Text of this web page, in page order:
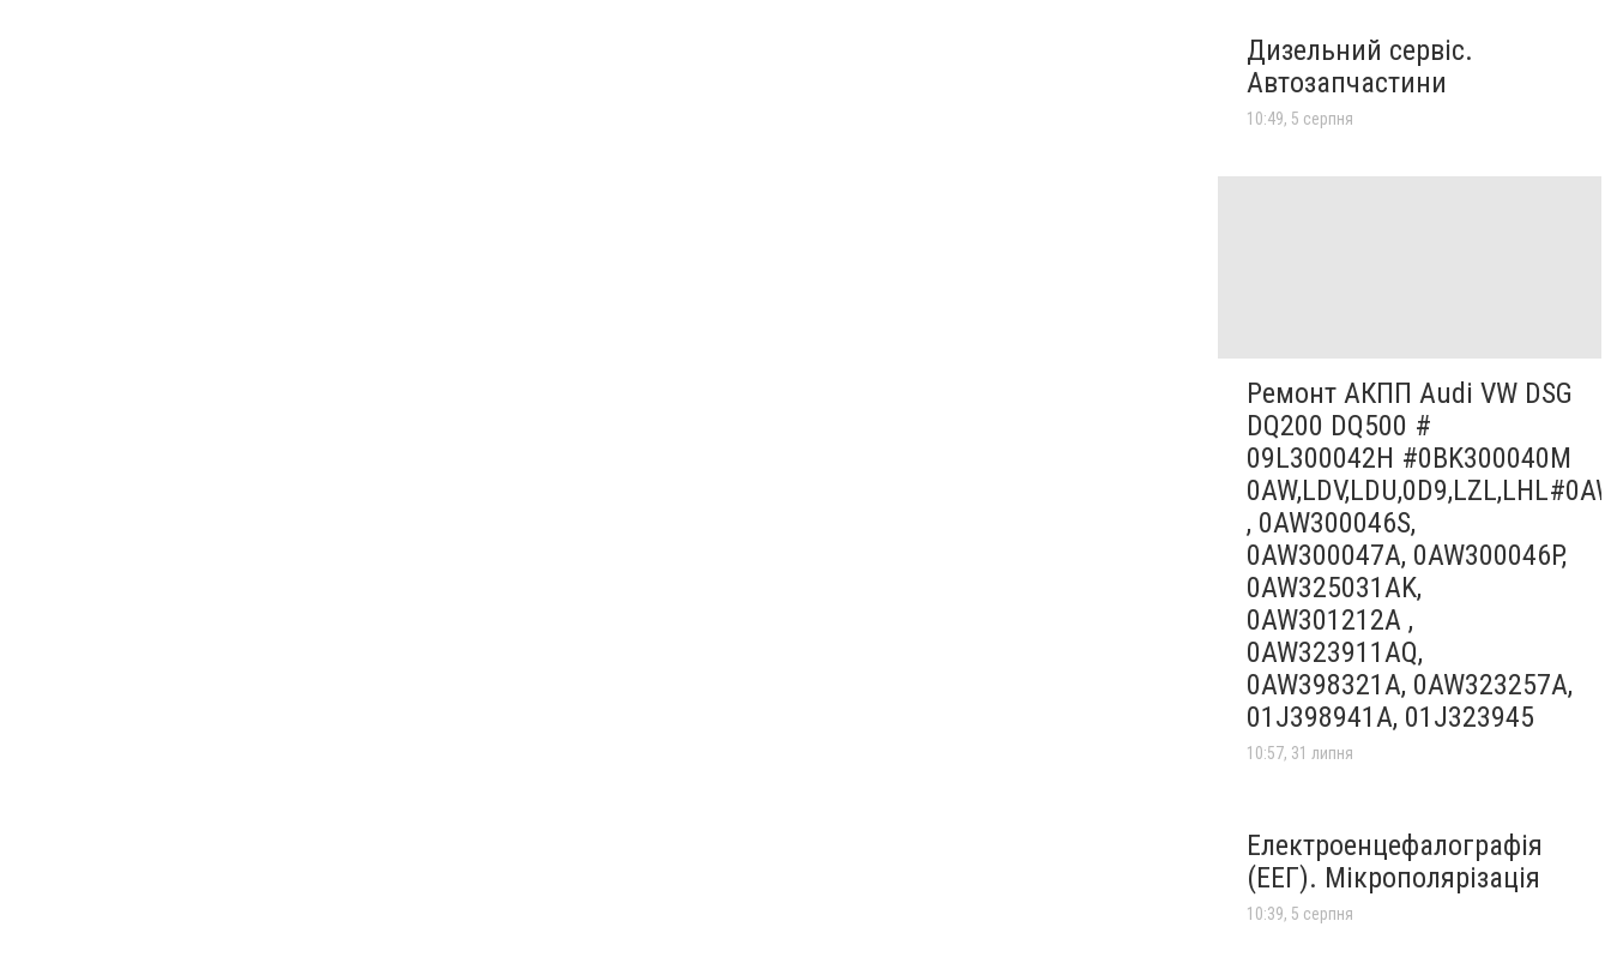
Дизельний сервіс.
Автозапчастини
10:49, 5 серпня
Ремонт АКПП Audi VW DSG
DQ200 DQ500 #
09L300042H #0BK300040M
, 0AW300046S,
0AW300047A, 0AW300046P,
0AW325031AK,
0AW301212A ,
0AW323911AQ,
0AW398321A, 0AW323257A,
01J398941A, 01J323945
10:57, 31 липня
Електроенцефалографія
(ЕЕГ). Мікрополярізація
10:39, 5 серпня